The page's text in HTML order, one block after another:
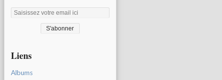
Liens
Albums